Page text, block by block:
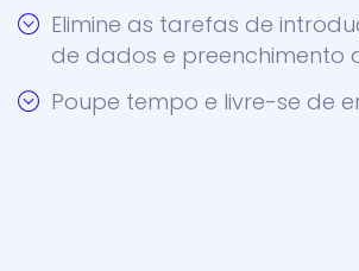
Elimine as tarefas de
de dados e preenchimento
Poupe tempo e livre-se de